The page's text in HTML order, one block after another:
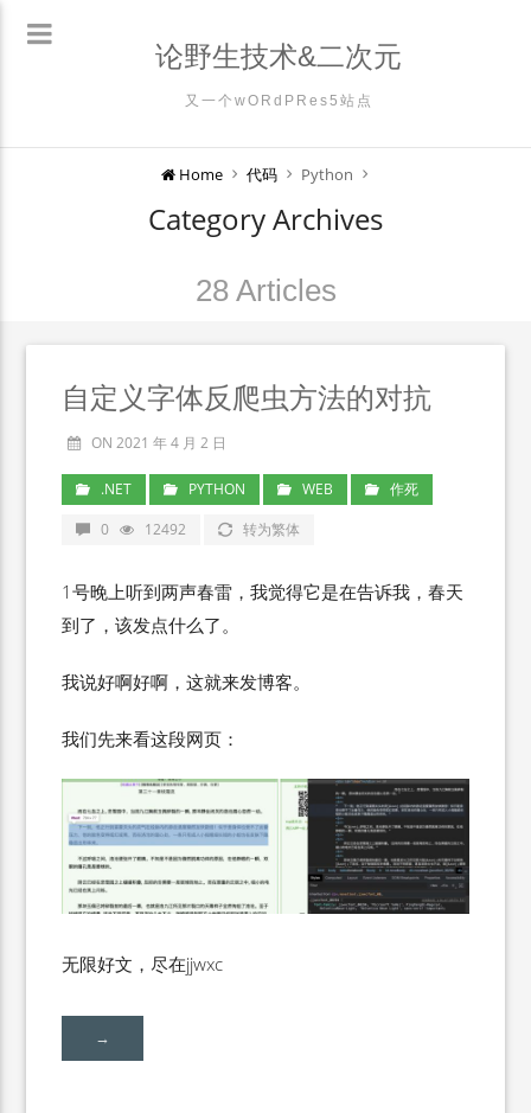
论野生技术&二次元
又一个wORdPRes5站点
Home 代码 Python
Category Archives
28 Articles
自定义字体反爬虫方法的对抗
ON 2021 年 4 月 2 日
.NET PYTHON WEB
作死
0
12492 转为繁体
1号晚上听到两声春雷，我觉得它是在告诉我，春天
到了，该发点什么了。
我说好啊好啊，这就来发博客。
我们先来看这段网页：
无限好文，尽在jjwxc
→